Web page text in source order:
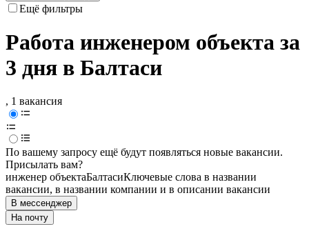
Ещё фильтры
Работа инженером объекта за
3 дня в Балтаси
, 1 вакансия
По вашему запросу ещё будут появляться новые вакансии.
Присылать вам?
инженер объектаБалтасиКлючевые слова в названии
вакансии, в названии компании и в описании вакансии
В мессенджер
На почту